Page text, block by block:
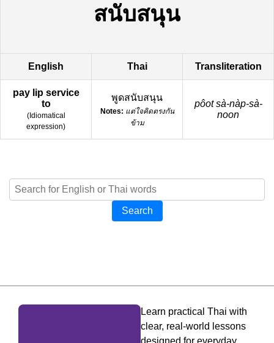
สนับสนุน
English Thai Transliteration
pay lip service
to
(Idiomatical
expression)
พูดสนับสนุน
Notes: แต่ใจคิดตรงกัน
ข้าม
pôot sà-nàp-sà-
noon
Search
Learn practical Thai with
clear, real-world lessons
designed for everyday